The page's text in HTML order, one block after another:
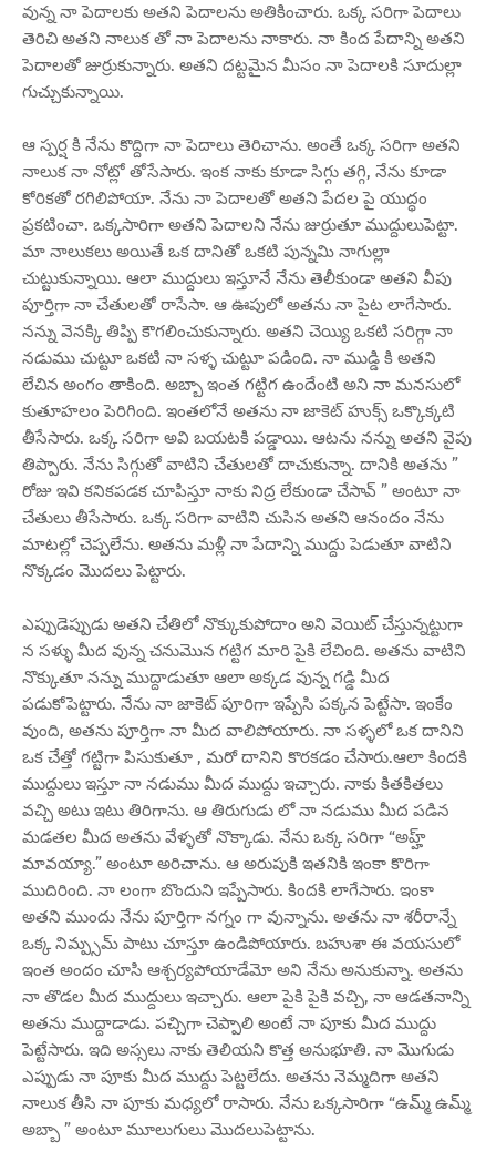
వున్న నా పెదాలకు అతని పెదాలను అతికించారు. ఒక్క సరిగా పెదాలు
తెరిచి అతని నాలుక తో నా పెదాలను నాకారు. నా కింద పేదాన్ని అతని
పెదాలతో జుర్రుకున్నారు. అతని దట్టమైన మీసం నా పెదాలకి సూదుల్లా
గుచ్చుకున్నాయి.
ఆ స్పర్ష కి నేను కొద్దిగా నా పెదాలు తెరిచాను. అంతే ఒక్క సరిగా అతని
నాలుక నా నోట్లో తోసేసారు. ఇంక నాకు కూడా సిగ్గు తగ్గి, నేను కూడా
కోరికతో రగిలిపోయా. నేను నా పెదాలతో అతని పేదల పై యుద్ధం
ప్రకటించా. ఒక్కసారిగా అతని పెదాలని నేను జుర్రుతూ ముద్దులుపెట్టా.
మా నాలుకలు అయితే ఒక దానితో ఒకటి పున్నమి నాగుల్లా
చుట్టుకున్నాయి. ఆలా ముద్దులు ఇస్తూనే నేను తెలీకుండా అతని వీపు
పూర్తిగా నా చేతులతో రాసేసా. ఆ ఊపులో అతను నా పైట లాగేసారు.
నన్ను వెనక్కి తిప్పి కౌగలించుకున్నారు. అతని చెయ్యి ఒకటి సరిగ్గా నా
నడుము చుట్టూ ఒకటి నా సళ్ళ చుట్టూ పడింది. నా ముడ్డి కి అతని
లేచిన అంగం తాకింది. అబ్బా ఇంత గట్టిగ ఉందేంటి అని నా మనసులో
కుతూహలం పెరిగింది. ఇంతలోనే అతను నా జాకెట్ హుక్స్ ఒక్కొక్కటి
తీసేసారు. ఒక్క సరిగా అవి బయటకి పడ్డాయి. ఆటను నన్ను అతని వైపు
తిప్పారు. నేను సిగ్గుతో వాటిని చేతులతో దాచుకున్నా. దానికి అతను ”
రోజు ఇవి కనికపడక చూపిస్తూ నాకు నిద్ర లేకుండా చేసావ్ ” అంటూ నా
చేతులు తీసేసారు. ఒక్క సరిగా వాటిని చుసిన అతని ఆనందం నేను
మాటల్లో చెప్పలేను. అతను మళ్లీ నా పేదాన్ని ముద్దు పెడుతూ వాటిని
నొక్కడం మొదలు పెట్టారు.
ఎప్పుడెప్పుడు అతని చేతిలో నొక్కుకుపోదాం అని వెయిట్ చేస్తున్నట్టుగా
న సళ్ళు మీద వున్న చనుమొన గట్టిగ మారి పైకి లేచింది. అతను వాటిని
నొక్కుతూ నన్ను ముద్దాడుతూ ఆలా అక్కడ వున్న గడ్డి మీద
పడుకోపెట్టారు. నేను నా జాకెట్ పూరిగా ఇప్పేసి పక్కన పెట్టేసా. ఇంకేం
వుంది, అతను పూర్తిగా నా మీద వాలిపోయారు. నా సళ్ళలో ఒక దానిని
ఒక చేత్తో గట్టిగా పిసుకుతూ , మరో దానిని కొరకడం చేసారు.ఆలా కిందకి
ముద్దులు ఇస్తూ నా నడుము మీద ముద్దు ఇచ్చారు. నాకు కితకితలు
వచ్చి అటు ఇటు తిరిగాను. ఆ తిరుగుడు లో నా నడుము మీద పడిన
మడతల మీద అతను వేళ్ళతో నొక్కాడు. నేను ఒక్క సరిగా “అహ్హ్
మావయ్యా.” అంటూ అరిచాను. ఆ అరుపుకి ఇతనికి ఇంకా కొరిగా
ముదిరింది. నా లంగా బొందుని ఇప్పేసారు. కిందకి లాగేసారు. ఇంకా
అతని ముందు నేను పూర్తిగా నగ్నం గా వున్నాను. అతను నా శరీరాన్నే
ఒక్క నిమ్ప్సమ్ పాటు చూస్తూ ఉండిపోయారు. బహుశా ఈ వయసులో
ఇంత అందం చూసి ఆశ్చర్యపోయాడేమో అని నేను అనుకున్నా. అతను
నా తొడల మీద ముద్దులు ఇచ్చారు. ఆలా పైకి పైకి వచ్చి, నా ఆడతనాన్ని
అతను ముద్దాడాడు. పచ్చిగా చెప్పాలి అంటే నా పూకు మీద ముద్దు
పెట్టేసారు. ఇది అస్సలు నాకు తెలియని కొత్త అనుభూతి. నా మొగుడు
ఎప్పుడు నా పూకు మీద ముద్దు పెట్టలేదు. అతను నెమ్మదిగా అతని
నాలుక తీసి నా పూకు మధ్యలో రాసారు. నేను ఒక్కసారిగా “ఉమ్మ్ ఉమ్మ్
అబ్బా ” అంటూ మూలుగులు మొదలుపెట్టాను.